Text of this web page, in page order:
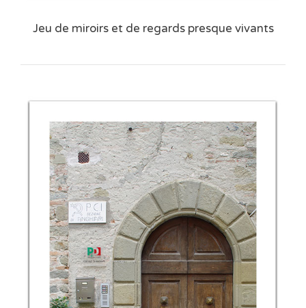
Jeu de miroirs et de regards presque vivants